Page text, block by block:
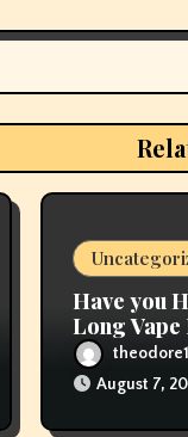
Have you
Long Vape
Is Your
August 7,